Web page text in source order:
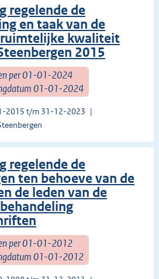
regelende de
en taak van de
kwaliteit
2015
per 01-01-2024
01-01-2024
2015 t/m 31-12-2023
regelende de
ten behoeve van de
de leden van de
per 01-01-2012
01-01-2012